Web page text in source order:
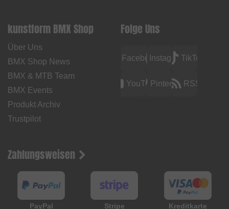
kunstform BMX Shop
Über Uns
BMX Shop News
BMX & MTB Team
BMX Events
Produkt Archiv
Trustpilot
Folge Uns
FacebookInstagramTikTok
YouTubePinterest RSS
Zahlungsweisen
PayPal Stripe Kreditkarte